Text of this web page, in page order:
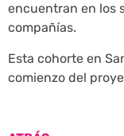
encuentran en los
compañías.
Esta cohorte en
comienzo del